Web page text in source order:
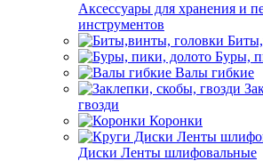
Аксессуары для хранения и
инструментов
Буры,
Валы гибкие
гвозди
Коронки
Диски Ленты шлифовальные